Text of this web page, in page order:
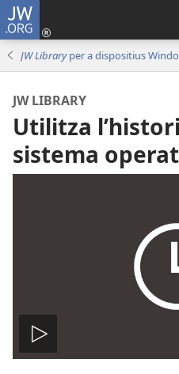
JW.ORG
JW Libraryper a dispositius
JW LIBRARY
Utilitza
sistema
Reproduir